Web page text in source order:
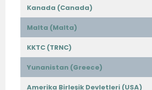
Kanada (Canada)
Malta (Malta)
KKTC (TRNC)
Yunanistan (Greece)
Amerika Birleşik Devletleri (USA)